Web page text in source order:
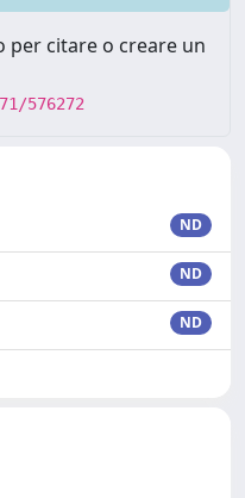
per citare o creare un
576272
ND
ND
ND